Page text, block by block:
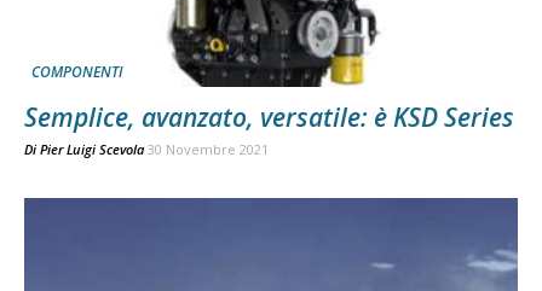
COMPONENTI
Semplice, avanzato, versatile: è KSD Series
Di Pier Luigi Scevola 30 Novembre 2021